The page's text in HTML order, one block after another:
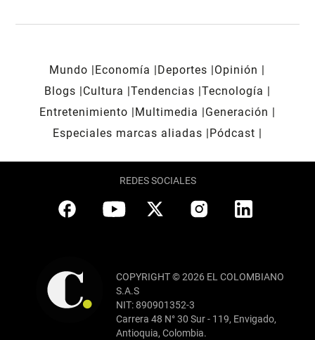
Mundo Economía Deportes
Opinión
Blogs
Cultura Tendencias Tecnología
Entretenimiento
Multimedia
Generación
Especiales marcas aliadas
Pódcast
REDES SOCIALES
COPYRIGHT © 2026 EL COLOMBIANO
S.A.S
NIT: 890901352-3
Carrera 48 N° 30 Sur - 119, Envigado,
Antioquia, Colombia.